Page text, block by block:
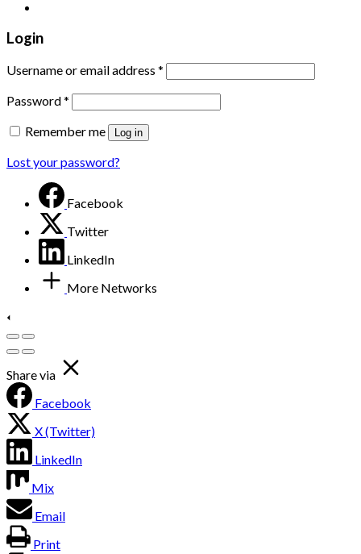
Login
Username or email address *
Password*
Remember me
Log in
Lost your password?
Facebook
Twitter
LinkedIn
More Networks
Share via
Facebook
X (Twitter)
LinkedIn
Mix
Email
Print